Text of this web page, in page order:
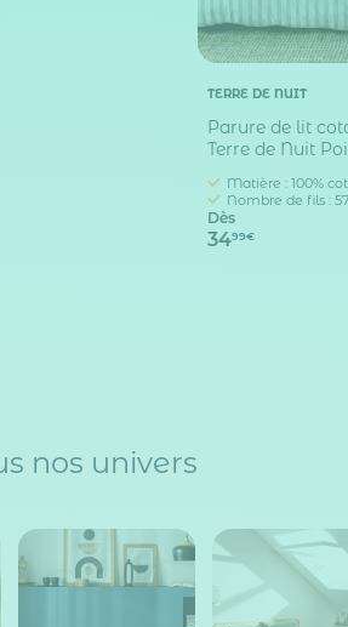
TERRE DE NUIT
Parure de lit
Terre de Nuit
Matière : 100%
Nombre de fils :
Dès
3499€
nos univers